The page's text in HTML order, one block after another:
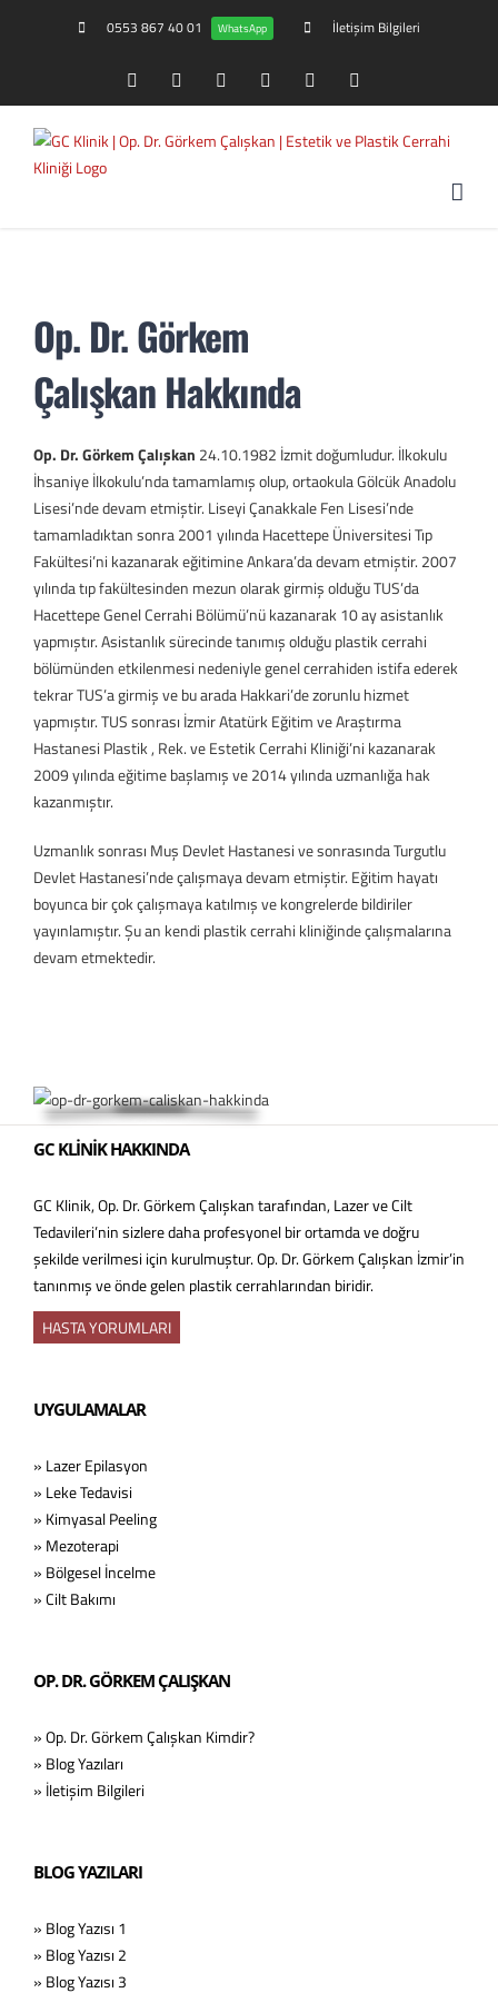
0553 867 40 01 WhatsApp İletişim Bilgileri
FacebookTwitter YouTubeInstagramGoogle+
Op. Dr. Görkem
ÇalışkanHakkında
Op. Dr. Görkem Çalışkan 24.10.1982 İzmit doğumludur. İlkokulu
İhsaniye İlkokulu’nda tamamlamış olup, ortaokula Gölcük Anadolu
Lisesi’nde devam etmiştir. Liseyi Çanakkale Fen Lisesi’nde
tamamladıktan sonra 2001 yılında Hacettepe Üniversitesi Tıp
Fakültesi’ni kazanarak eğitimine Ankara’da devam etmiştir. 2007
yılında tıp fakültesinden mezun olarak girmiş olduğu TUS’da
Hacettepe Genel Cerrahi Bölümü’nü kazanarak 10 ay asistanlık
yapmıştır. Asistanlık sürecinde tanımış olduğu plastik cerrahi
bölümünden etkilenmesi nedeniyle genel cerrahiden istifa ederek
tekrar TUS’a girmiş ve bu arada Hakkari’de zorunlu hizmet
yapmıştır. TUS sonrası İzmir Atatürk Eğitim ve Araştırma
Hastanesi Plastik , Rek. ve Estetik Cerrahi Kliniği’ni kazanarak
2009 yılında eğitime başlamış ve 2014 yılında uzmanlığa hak
kazanmıştır.
Uzmanlık sonrası Muş Devlet Hastanesi ve sonrasında Turgutlu
Devlet Hastanesi’nde çalışmaya devam etmiştir. Eğitim hayatı
boyunca bir çok çalışmaya katılmış ve kongrelerde bildiriler
yayınlamıştır. Şu an kendi plastik cerrahi kliniğinde çalışmalarına
devam etmektedir.
GC KLİNİK HAKKINDA
GC Klinik, Op. Dr. Görkem Çalışkan tarafından, Lazer ve Cilt
Tedavileri’nin sizlere daha profesyonel bir ortamda ve doğru
şekilde verilmesi için kurulmuştur. Op. Dr. Görkem Çalışkan İzmir’in
tanınmış ve önde gelen plastik cerrahlarından biridir.
HASTA YORUMLARI
UYGULAMALAR
» Lazer Epilasyon
» Leke Tedavisi
» Kimyasal Peeling
» Mezoterapi
» Bölgesel İncelme
» Cilt Bakımı
OP. DR. GÖRKEM ÇALIŞKAN
» Op. Dr. Görkem Çalışkan Kimdir?
» Blog Yazıları
» İletişim Bilgileri
BLOG YAZILARI
» Blog Yazısı 1
» Blog Yazısı 2
» Blog Yazısı 3